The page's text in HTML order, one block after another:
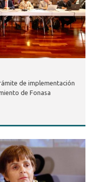
de implementación
de Fonasa